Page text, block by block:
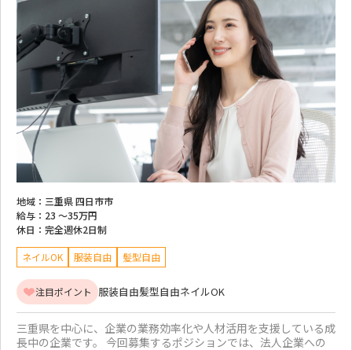
地域： 三重県 四日市市
給与： 23 ～35万円
休日： 完全週休2日制
ネイルOK 服装自由 髪型自由
注目ポイント 服装自由髪型自由ネイルOK
三重県を中心に、企業の業務効率化や人材活用を支援している成
長中の企業です。 今回募集するポジションでは、法人企業への